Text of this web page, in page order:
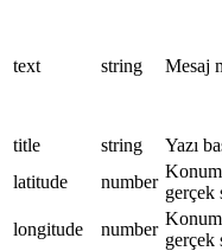
text string Mesaj
title
string Yazı
latitude
number
gerçek
longitude number
gerçek